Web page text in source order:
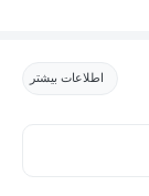
اطلاعات بیشتر